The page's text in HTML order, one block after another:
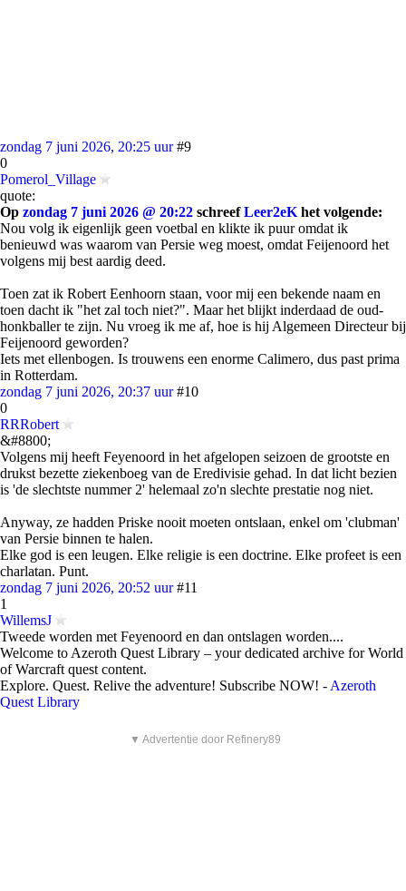
zondag 7 juni 2026, 20:25 uur #9
0
Pomerol_Village
quote:
Op zondag 7 juni 2026 @ 20:22 schreefLeer2eK het volgende:
Nou volg ik eigenlijk geen voetbal en klikte ik puur omdat ik
benieuwd was waarom van Persie weg moest, omdat Feijenoord het
volgens mij best aardig deed.
Toen zat ik Robert Eenhoorn staan, voor mij een bekende naam en
toen dacht ik "het zal toch niet?". Maar het blijkt inderdaad de oud-
honkballer te zijn. Nu vroeg ik me af, hoe is hij Algemeen Directeur bij
Feijenoord geworden?
Iets met ellenbogen. Is trouwens een enorme Calimero, dus past prima
in Rotterdam.
zondag 7 juni 2026, 20:37 uur #10
0
RRRobert
&#8800;
Volgens mij heeft Feyenoord in het afgelopen seizoen de grootste en
drukst bezette ziekenboeg van de Eredivisie gehad. In dat licht bezien
is 'de slechtste nummer 2' helemaal zo'n slechte prestatie nog niet.
Anyway, ze hadden Priske nooit moeten ontslaan, enkel om 'clubman'
van Persie binnen te halen.
Elke god is een leugen. Elke religie is een doctrine. Elke profeet is een
charlatan. Punt.
zondag 7 juni 2026, 20:52 uur #11
1
WillemsJ
Tweede worden met Feyenoord en dan ontslagen worden....
Welcome to Azeroth Quest Library – your dedicated archive for World
of Warcraft quest content.
Explore. Quest. Relive the adventure! Subscribe NOW! - Azeroth
Quest Library
▼ Advertentie door Refinery89